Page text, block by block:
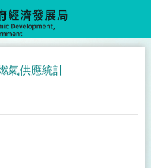
氣供應統計